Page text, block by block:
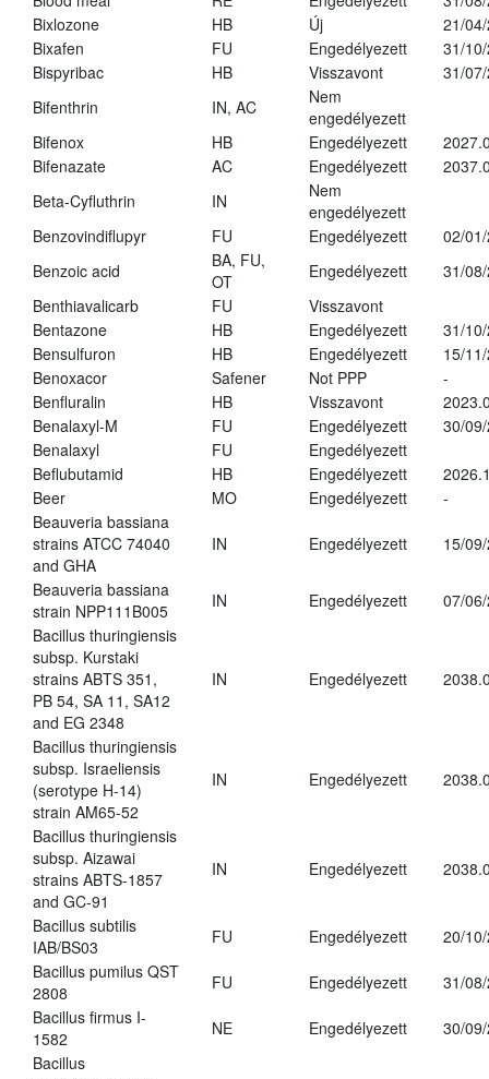
Bixlozone
HB Új
21/
Bixafen
FU Engedélyezett
31/
Bispyribac
HB Visszavont
31/
Bifenthrin
IN, AC
Nem
engedélyezett
Bifenox
HB Engedélyezett
Bifenazate
AC Engedélyezett
Beta-Cyfluthrin
IN
Nem
engedélyezett
Benzovindiflupyr
FU Engedélyezett
02/
Benzoic acid
BA, FU,
OT
Engedélyezett
31/
Benthiavalicarb
FU
Visszavont
Bentazone
HB Engedélyezett
31/
Bensulfuron
HB Engedélyezett
15/
Benoxacor
Safener Not PPP
-
Benfluralin
HB Visszavont
Benalaxyl-M
FU Engedélyezett
30/
Benalaxyl
FU
Engedélyezett
Beflubutamid
HB Engedélyezett
Beer
MO Engedélyezett
-
Beauveria bassiana
strains ATCC 74040
and GHA
IN Engedélyezett 15/
Beauveria bassiana
strain NPP111B005
IN Engedélyezett
07/
Bacillus thuringiensis
subsp. Kurstaki
strains ABTS 351,
PB 54, SA 11, SA12
and EG 2348
IN Engedélyezett
Bacillus thuringiensis
subsp. Israeliensis
(serotype H-14)
strain AM65-52
IN Engedélyezett
Bacillus thuringiensis
subsp. Aizawai
strains ABTS-1857
and GC-91
IN Engedélyezett
Bacillus subtilis
IAB/BS03
FU Engedélyezett
20/
Bacillus pumilus QST
2808
FU Engedélyezett
31/
Bacillus firmus I-
1582
NE Engedélyezett
30/
Bacillus